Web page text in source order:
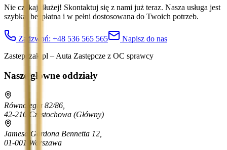
Nie czekaj dłużej! Skontaktuj się z nami już teraz. Nasza usługa jest
szybka, bezpłatna i w pełni dostosowana do Twoich potrzeb.
Zadzwoń: +48 536 565 565
Napisz do nas
Zastepczak.pl – Auta Zastępcze z OC sprawcy
Nasze główne oddziały
Równoległa 82/86,
42-216 Częstochowa (Główny)
Jamesa Gordona Bennetta 12,
01-001 Warszawa